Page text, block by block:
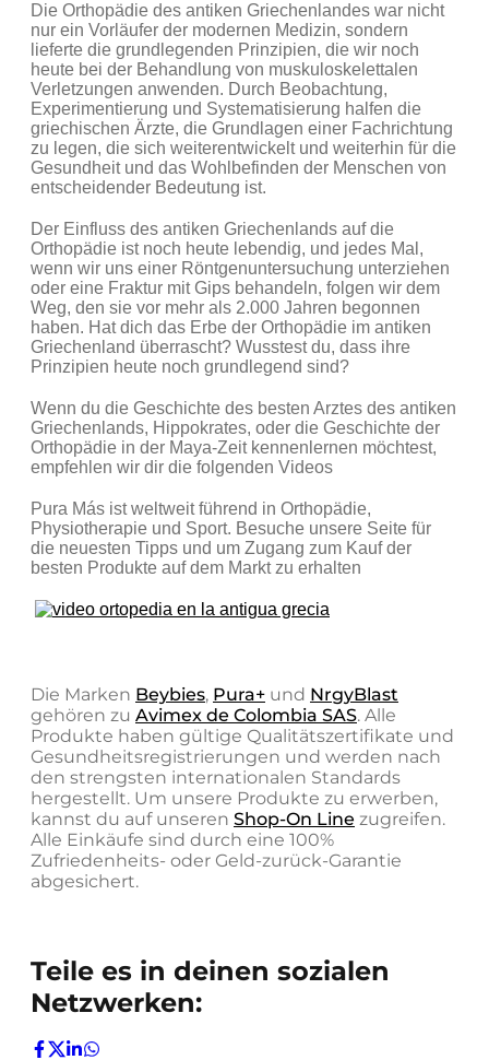
Die Orthopädie des antiken Griechenlandes war nicht
nur ein Vorläufer der modernen Medizin, sondern
lieferte die grundlegenden Prinzipien, die wir noch
heute bei der Behandlung von muskuloskelettalen
Verletzungen anwenden. Durch Beobachtung,
Experimentierung und Systematisierung halfen die
griechischen Ärzte, die Grundlagen einer Fachrichtung
zu legen, die sich weiterentwickelt und weiterhin für die
Gesundheit und das Wohlbefinden der Menschen von
entscheidender Bedeutung ist.
Der Einfluss des antiken Griechenlands auf die
Orthopädie ist noch heute lebendig, und jedes Mal,
wenn wir uns einer Röntgenuntersuchung unterziehen
oder eine Fraktur mit Gips behandeln, folgen wir dem
Weg, den sie vor mehr als 2.000 Jahren begonnen
haben. Hat dich das Erbe der Orthopädie im antiken
Griechenland überrascht? Wusstest du, dass ihre
Prinzipien heute noch grundlegend sind?
Wenn du die Geschichte des besten Arztes des antiken
Griechenlands, Hippokrates, oder die Geschichte der
Orthopädie in der Maya-Zeit kennenlernen möchtest,
empfehlen wir dir die folgenden Videos
Pura Más ist weltweit führend in Orthopädie,
Physiotherapie und Sport. Besuche unsere Seite für
die neuesten Tipps und um Zugang zum Kauf der
besten Produkte auf dem Markt zu erhalten
Die Marken Beybies, Pura+ und NrgyBlast
gehören zu Avimex de Colombia SAS. Alle
Produkte haben gültige Qualitätszertifikate und
Gesundheitsregistrierungen und werden nach
den strengsten internationalen Standards
hergestellt. Um unsere Produkte zu erwerben,
kannst du auf unseren Shop-On Line zugreifen.
Alle Einkäufe sind durch eine 100%
Zufriedenheits- oder Geld-zurück-Garantie
abgesichert.
Teile es in deinen sozialen
Netzwerken: